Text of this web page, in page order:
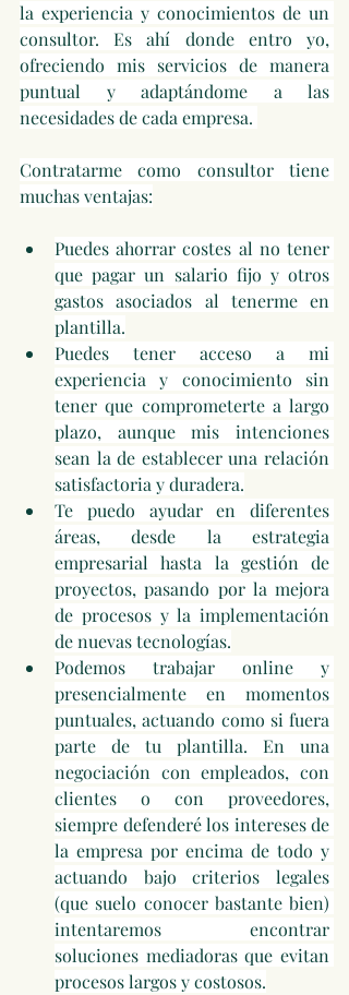
la experiencia y conocimientos de un
consultor. Es ahí donde entro yo,
ofreciendo mis servicios de manera
puntual y adaptándome a las
necesidades de cada empresa.
Contratarme como consultor tiene
muchas ventajas:
Puedes ahorrar costes al no tener
que pagar un salario fijo y otros
gastos asociados al tenerme en
plantilla.
Puedes tener acceso a mi
experiencia y conocimiento sin
tener que comprometerte a largo
plazo, aunque mis intenciones
sean la de establecer una relación
satisfactoria y duradera.
Te puedo ayudar en diferentes
áreas, desde la estrategia
empresarial hasta la gestión de
proyectos, pasando por la mejora
de procesos y la implementación
de nuevas tecnologías.
Podemos trabajar online y
presencialmente en momentos
puntuales, actuando como si fuera
parte de tu plantilla. En una
negociación con empleados, con
clientes o con proveedores,
siempre defenderé los intereses de
la empresa por encima de todo y
actuando bajo criterios legales
(que suelo conocer bastante bien)
intentaremos encontrar
soluciones mediadoras que evitan
procesos largos y costosos.